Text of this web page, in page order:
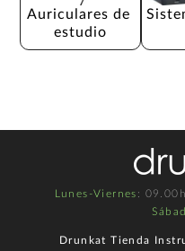
Auriculares de
estudio
Lunes-Viernes :
Drunkat Tienda